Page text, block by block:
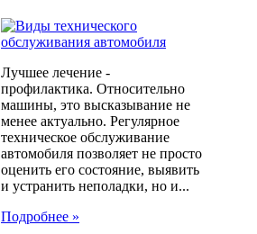
Лучшее лечение -
профилактика. Относительно
машины, это высказывание не
менее актуально. Регулярное
техническое обслуживание
автомобиля позволяет не просто
оценить его состояние, выявить
и устранить неполадки, но и...
Подробнее »